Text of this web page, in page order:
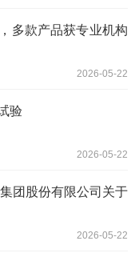
多款产品获专业机构
2026-05-22
验
2026-05-22
团股份有限公司关于
2026-05-22